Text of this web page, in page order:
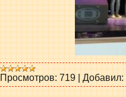
Просмотров: 719 | Добавил: